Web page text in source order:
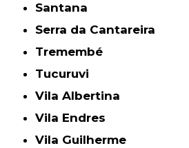
Santana
Serra da Cantareira
Tremembé
Tucuruvi
Vila Albertina
Vila Endres
Vila Guilherme